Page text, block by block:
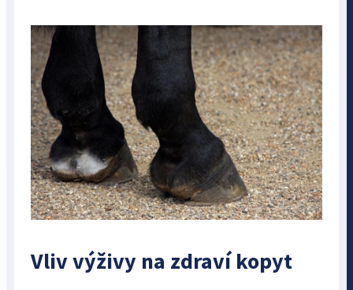
Vliv výživy na zdraví kopyt